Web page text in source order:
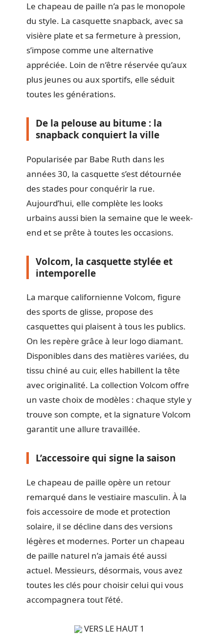
Le chapeau de paille n’a pas le monopole
du style. La casquette snapback, avec sa
visière plate et sa fermeture à pression,
s’impose comme une alternative
appréciée. Loin de n’être réservée qu’aux
plus jeunes ou aux sportifs, elle séduit
toutes les générations.
De la pelouse au bitume : la
snapback conquiert la ville
Popularisée par Babe Ruth dans les
années 30, la casquette s’est détournée
des stades pour conquérir la rue.
Aujourd’hui, elle complète les looks
urbains aussi bien la semaine que le week-
end et se prête à toutes les occasions.
Volcom, la casquette stylée et
intemporelle
La marque californienne Volcom, figure
des sports de glisse, propose des
casquettes qui plaisent à tous les publics.
On les repère grâce à leur logo diamant.
Disponibles dans des matières variées, du
tissu chiné au cuir, elles habillent la tête
avec originalité. La collection Volcom offre
un vaste choix de modèles : chaque style y
trouve son compte, et la signature Volcom
garantit une allure travaillée.
L’accessoire qui signe la saison
Le chapeau de paille opère un retour
remarqué dans le vestiaire masculin. À la
fois accessoire de mode et protection
solaire, il se décline dans des versions
légères et modernes. Porter un chapeau
de paille naturel n’a jamais été aussi
actuel. Messieurs, désormais, vous avez
toutes les clés pour choisir celui qui vous
accompagnera tout l’été.
VERS LE HAUT 1